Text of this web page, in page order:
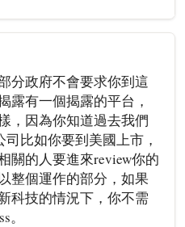
分政府不會要求你到這
露有一個揭露的平台，
，因為你知道過去我們
司比如你要到美國上市，
關的人要進來review你的
整個運作的部分，如果
科技的情況下，你不需